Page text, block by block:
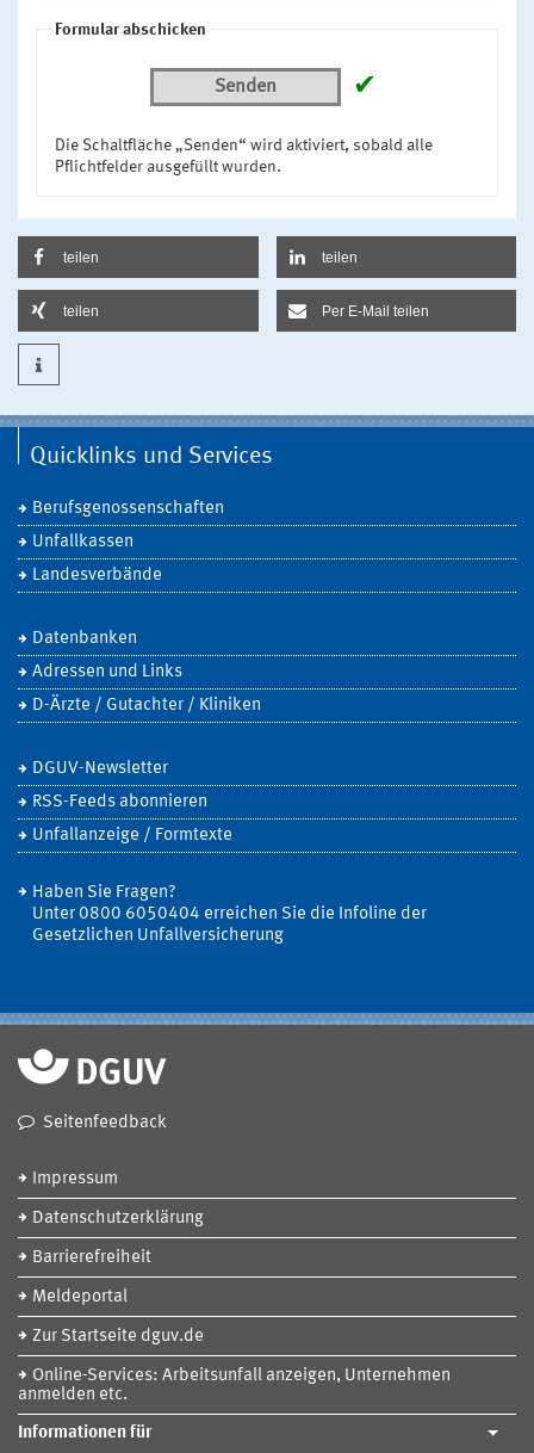
Formular abschicken
Senden ✔
Die Schaltfläche „Senden“ wird aktiviert, sobald alle
Pflichtfelder ausgefüllt wurden.
teilen teilen
teilen Per E-Mail teilen
Quicklinks und Services
Berufsgenossenschaften
Unfallkassen
Landesverbände
Datenbanken
Adressen und Links
D-Ärzte / Gutachter / Kliniken
DGUV-Newsletter
RSS-Feeds abonnieren
Unfallanzeige / Formtexte
Haben Sie Fragen?
Unter 0800 6050404 erreichen Sie die Infoline der
Gesetzlichen Unfallversicherung
Seitenfeedback
Impressum
Datenschutzerklärung
Barrierefreiheit
Meldeportal
Zur Startseite dguv.de
Online-Services: Arbeitsunfall anzeigen, Unternehmen
anmelden etc.
Informationen für